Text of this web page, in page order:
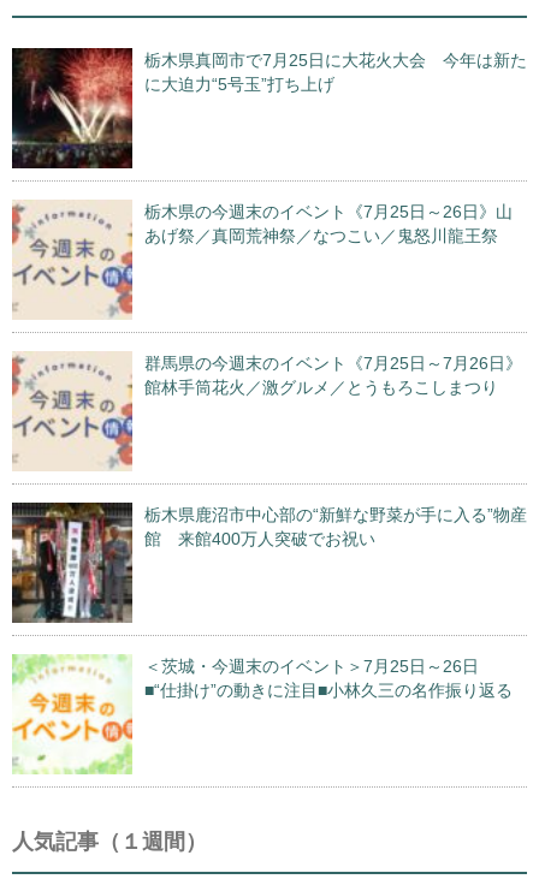
栃木県真岡市で7月25日に大花火大会 今年は新た
に大迫力“5号玉”打ち上げ
栃木県の今週末のイベント《7月25日～26日》山
あげ祭／真岡荒神祭／なつこい／鬼怒川龍王祭
群馬県の今週末のイベント《7月25日～7月26日》
館林手筒花火／激グルメ／とうもろこしまつり
栃木県鹿沼市中心部の“新鮮な野菜が手に入る”物産
館 来館400万人突破でお祝い
＜茨城・今週末のイベント＞7月25日～26日
■“仕掛け”の動きに注目■小林久三の名作振り返る
人気記事（１週間）